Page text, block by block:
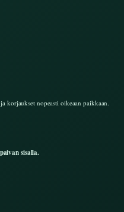
korjaukset nopeasti oikeaan paikkaan.
sisalla.